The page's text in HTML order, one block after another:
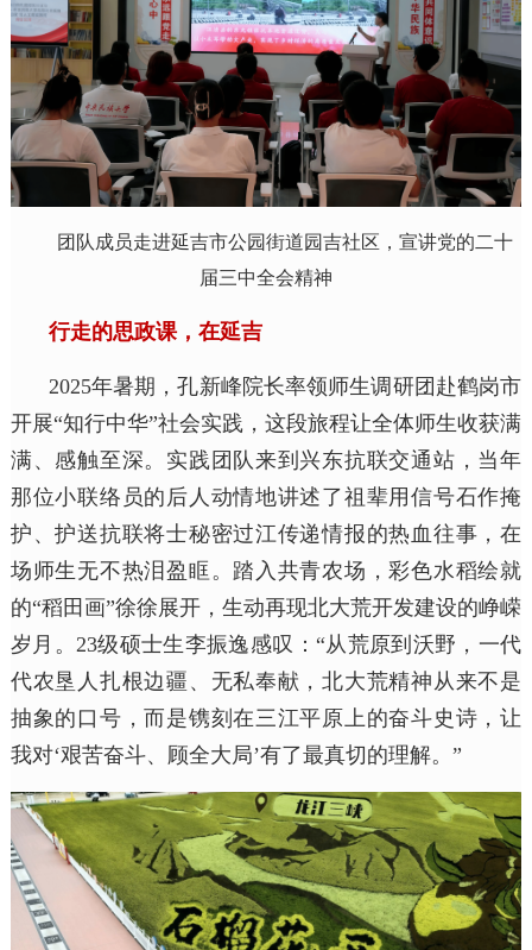
团队成员走进延吉市公园街道园吉社区，宣讲党的二十
届三中全会精神
行走的思政课，在延吉
2025年暑期，孔新峰院长率领师生调研团赴鹤岗市
开展“知行中华”社会实践，这段旅程让全体师生收获满
满、感触至深。实践团队来到兴东抗联交通站，当年
那位小联络员的后人动情地讲述了祖辈用信号石作掩
护、护送抗联将士秘密过江传递情报的热血往事，在
场师生无不热泪盈眶。踏入共青农场，彩色水稻绘就
的“稻田画”徐徐展开，生动再现北大荒开发建设的峥嵘
岁月。23级硕士生李振逸感叹：“从荒原到沃野，一代
代农垦人扎根边疆、无私奉献，北大荒精神从来不是
抽象的口号，而是镌刻在三江平原上的奋斗史诗，让
我对‘艰苦奋斗、顾全大局’有了最真切的理解。”